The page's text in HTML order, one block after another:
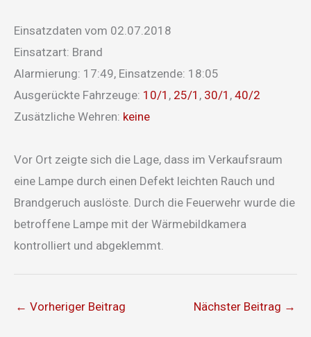
Einsatzdaten vom 02.07.2018
Einsatzart: Brand
Alarmierung: 17:49, Einsatzende: 18:05
Ausgerückte Fahrzeuge: 10/1 , 25/1 , 30/1 , 40/2
Zusätzliche Wehren: keine
Vor Ort zeigte sich die Lage, dass im Verkaufsraum
eine Lampe durch einen Defekt leichten Rauch und
Brandgeruch auslöste. Durch die Feuerwehr wurde die
betroffene Lampe mit der Wärmebildkamera
kontrolliert und abgeklemmt.
← Vorheriger Beitrag Nächster Beitrag →